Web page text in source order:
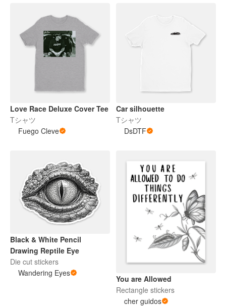
Love Race Deluxe Cover Tee
Tシャツ
Fuego Cleve
Car silhouette
Tシャツ
DsDTF
Black & White Pencil
Drawing Reptile Eye
Die cut stickers
Wandering Eyes
You are Allowed
Rectangle stickers
cher guidos